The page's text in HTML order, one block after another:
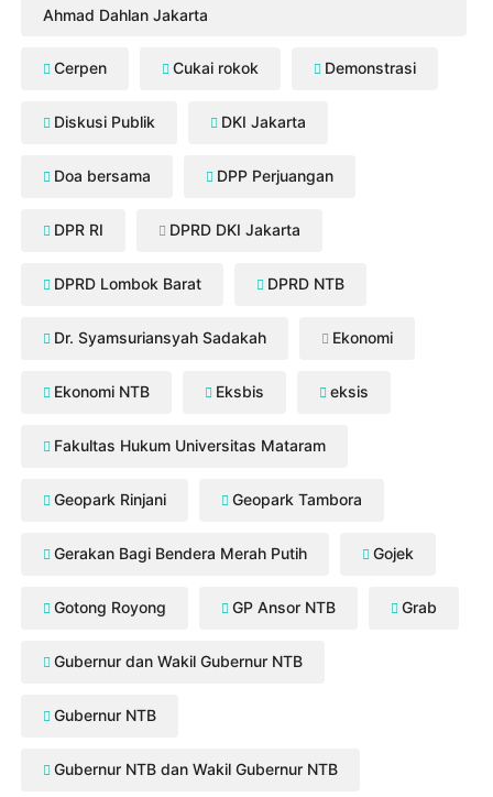
Ahmad Dahlan Jakarta
Cerpen Cukai rokok Demonstrasi
Diskusi Publik DKI Jakarta
Doa bersama DPP Perjuangan
DPR RI DPRD DKI Jakarta
DPRD Lombok Barat DPRD NTB
Dr. Syamsuriansyah Sadakah Ekonomi
Ekonomi NTB Eksbis eksis
Fakultas Hukum Universitas Mataram
Geopark Rinjani Geopark Tambora
Gerakan Bagi Bendera Merah Putih Gojek
Gotong Royong GP Ansor NTB Grab
Gubernur dan Wakil Gubernur NTB
Gubernur NTB
Gubernur NTB dan Wakil Gubernur NTB